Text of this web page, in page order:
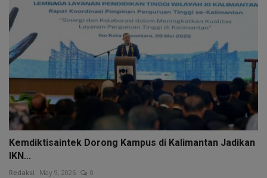
Kemdiktisaintek Dorong Kampus di Kalimantan Jadikan
IKN...
Redaksi May 9, 2026 0